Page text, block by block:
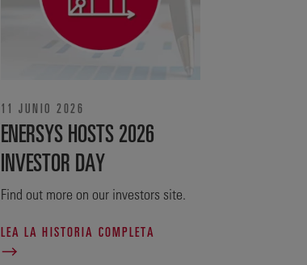
11 JUNIO 2026
ENERSYS HOSTS 2026
INVESTOR DAY
Find out more on our investors site.
LEA LA HISTORIA COMPLETA